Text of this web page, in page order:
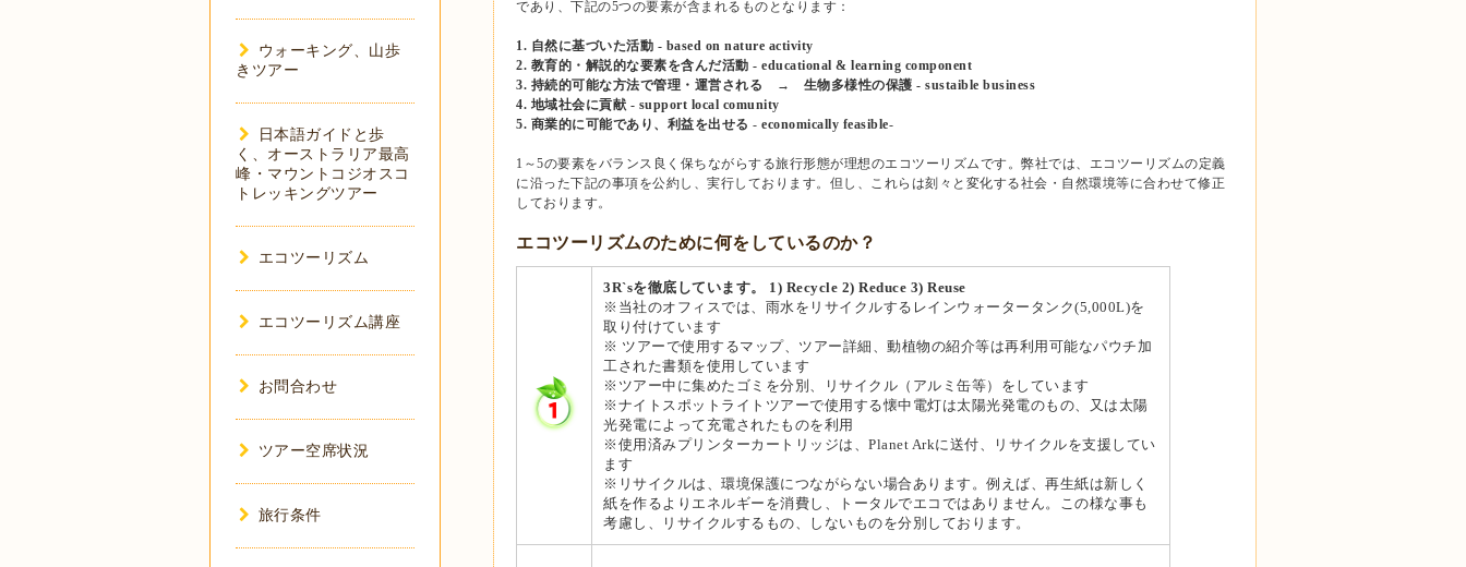
であり、下記の5つの要素が含まれるものとなります：
1. 自然に基づいた活動 - based on nature activity
2. 教育的・解説的な要素を含んだ活動 - educational & learning component
3. 持続的可能な方法で管理・運営される → 生物多様性の保護 - sustaible business
4. 地域社会に貢献 - support local comunity
5. 商業的に可能であり、利益を出せる - economically feasible-
1～5の要素をバランス良く保ちながらする旅行形態が理想のエコツーリズムです。弊社では、エコツーリズムの定義
に沿った下記の事項を公約し、実行しております。但し、これらは刻々と変化する社会・自然環境等に合わせて修正
しております。
エコツーリズムのために何をしているのか？
3R`sを徹底しています。 1) Recycle 2) Reduce 3) Reuse
※当社のオフィスでは、雨水をリサイクルするレインウォータータンク(5,000L)を
取り付けています
※ ツアーで使用するマップ、ツアー詳細、動植物の紹介等は再利用可能なパウチ加
工された書類を使用しています
※ツアー中に集めたゴミを分別、リサイクル（アルミ缶等）をしています
※ナイトスポットライトツアーで使用する懐中電灯は太陽光発電のもの、又は太陽
光発電によって充電されたものを利用
※使用済みプリンターカートリッジは、Planet Arkに送付、リサイクルを支援してい
ます
※リサイクルは、環境保護につながらない場合あります。例えば、再生紙は新しく
紙を作るよりエネルギーを消費し、トータルでエコではありません。この様な事も
考慮し、リサイクルするもの、しないものを分別しております。
ウォーキング、山歩
きツアー
日本語ガイドと歩
く、オーストラリア最高
峰・マウントコジオスコ
トレッキングツアー
エコツーリズム
エコツーリズム講座
お問合わせ
ツアー空席状況
旅行条件